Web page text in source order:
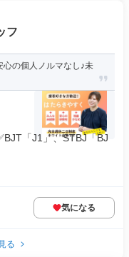
フ
の個人ノルマなし♪未
「J1」、STBJ「BJ
気になる
る